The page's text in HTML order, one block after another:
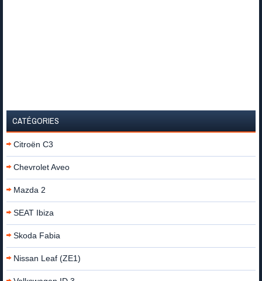
CATÉGORIES
Citroën C3
Chevrolet Aveo
Mazda 2
SEAT Ibiza
Skoda Fabia
Nissan Leaf (ZE1)